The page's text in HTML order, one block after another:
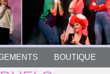
BOUTIQUE